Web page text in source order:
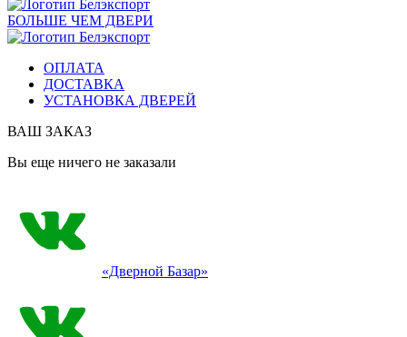
БОЛЬШЕ ЧЕМ ДВЕРИ
ОПЛАТА
ДОСТАВКА
УСТАНОВКА ДВЕРЕЙ
ВАШ ЗАКАЗ
Вы еще ничего не заказали
«Дверной Базар»